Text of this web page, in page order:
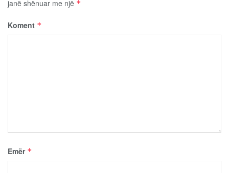
janë shënuar me një *
Koment *
Emër *